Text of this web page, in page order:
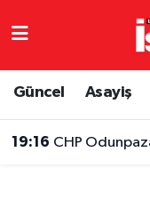
Güncel Asayiş
19:16 CHP
Eskişehirspor
Eskişehir